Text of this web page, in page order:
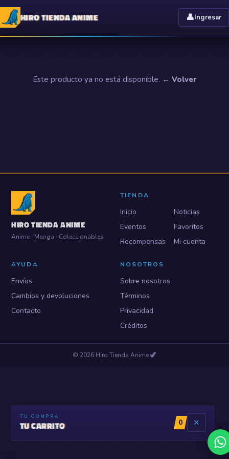
HIRO TIENDA ANIME 👤Ingresar
Este producto ya no está disponible. ← Volver
HIRO TIENDA ANIME
Anime · Manga · Coleccionables
TIENDA
Inicio
Noticias
Eventos
Favoritos
Recompensas
Mi cuenta
AYUDA
Envíos
Cambios y devoluciones
Contacto
NOSOTROS
Sobre nosotros
Términos
Privacidad
Créditos
© 2026 Hiro Tienda Anime🦖
TU COMPRA
TU CARRITO 0 ✕